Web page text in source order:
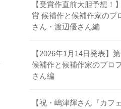
【受賞作直前大胆予想！
賞 候補作と候補作家のプ
さん・渡辺優さん編
【2026年1月14日発表】
候補作と候補作家のプロ
さん編
【祝・嶋津輝さん『カフ